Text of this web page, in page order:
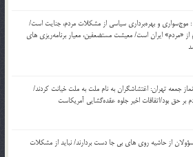
: موج‌سواری و بهره‌برداری سیاسی از مشکلات مردم، جنایت است/
«مردم» ایران است/ معیشت مستضعفین، معیار برنامه‌ریزی های
جمعه تهران: اغتشاشگران به نام ملت به ملت خیانت کردند/
بر حق بود/اتفاقات اخیر جلوه عقده‌گشایی آمریکاست
از حاشیه روی های بی جا دست بردارند/ نباید از مشکلات